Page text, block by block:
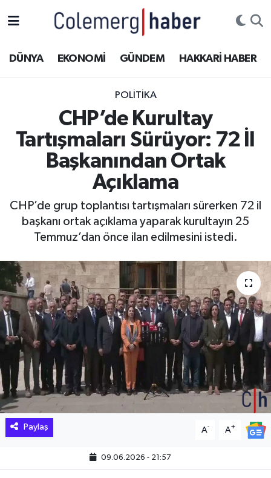
DÜNYA EKONOMİ GÜNDEM HAKKARİ HABER
POLİTİKA
CHP’de Kurultay
Tartışmaları Sürüyor: 72 İl
Başkanından Ortak
Açıklama
CHP’de grup toplantısı tartışmaları sürerken 72 il
başkanı ortak açıklama yaparak kurultayın 25
Temmuz’dan önce ilan edilmesini istedi.
Paylaş A- A+
09.06.2026 - 21:57
ASAYİŞ
DOĞA
DÜNYA
EĞİTİM
EKONOMİ
GÜNDEM
Hakkari Haber
İLGİNÇ HABERLER
KADIN
KÜLTÜR SANAT
MAGAZİN
Hakkâri Hava Durumu
Hakkâri Trafik Yoğunluk Haritası
Süper Lig Puan Durumu ve Fikstür
Tüm Manşetler
Son Dakika Haberleri
Haber Arşivi